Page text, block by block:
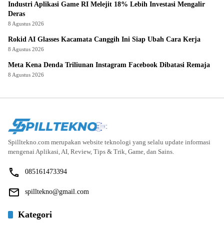
Industri Aplikasi Game RI Melejit 18% Lebih Investasi Mengalir
Deras
8 Agustus 2026
Rokid AI Glasses Kacamata Canggih Ini Siap Ubah Cara Kerja
8 Agustus 2026
Meta Kena Denda Triliunan Instagram Facebook Dibatasi Remaja
8 Agustus 2026
Spilltekno.com merupakan website teknologi yang selalu update informasi
mengenai Aplikasi, AI, Review, Tips & Trik, Game, dan Sains.
085161473394
spilltekno@gmail.com
Kategori